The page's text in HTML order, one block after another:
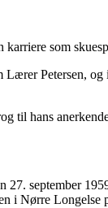
som
Petersen,
til hans
september
i Nørre